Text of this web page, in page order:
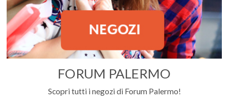
FORUM PALERMO
Scopri tutti i negozi di Forum Palermo!